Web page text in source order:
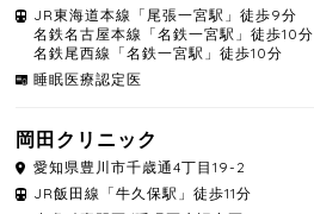
JR東海道本線「尾張一宮駅」徒歩9分
名鉄名古屋本線「名鉄一宮駅」徒歩10分
名鉄尾西線「名鉄一宮駅」徒歩10分
睡眠医療認定医
岡田クリニック
愛知県豊川市千歳通4丁目19-2
JR飯田線「牛久保駅」徒歩11分